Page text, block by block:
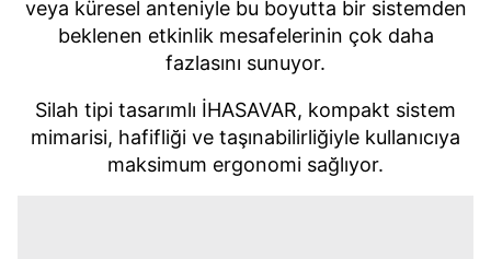
veya küresel anteniyle bu boyutta bir sistemden
beklenen etkinlik mesafelerinin çok daha
fazlasını sunuyor.
Silah tipi tasarımlı İHASAVAR, kompakt sistem
mimarisi, hafifliği ve taşınabilirliğiyle kullanıcıya
maksimum ergonomi sağlıyor.